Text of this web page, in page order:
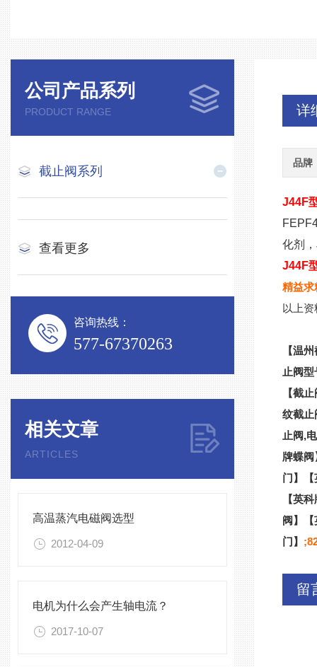
公司产品系列
PRODUCT RANGE
截止阀系列
查看更多
咨询热线：
577-67370263
相关文章
ARTICLES
高温蒸汽电磁阀选型
2012-04-09
电机为什么会产生轴电流？
2017-10-07
详
品牌
J44F
化剂
J44F
精益求
以上
【温
止阀
【截
纹截止
止阀,
牌蝶阀
门】
【英
阀】
门】 ;
留